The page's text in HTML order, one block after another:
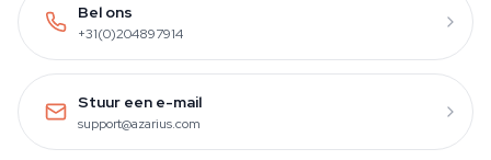
Bel ons
+31(0)204897914
Stuur een e-mail
support@azarius.com